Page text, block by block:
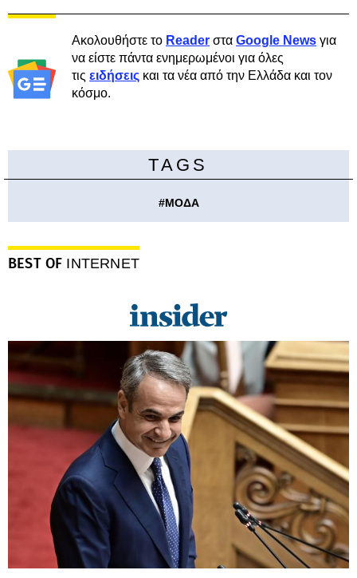
Ακολουθήστε το Reader στα Google News για
να είστε πάντα ενημερωμένοι για όλες
τις ειδήσεις και τα νέα από την Ελλάδα και τον
κόσμο.
TAGS
#ΜΟΔΑ
BEST OF INTERNET